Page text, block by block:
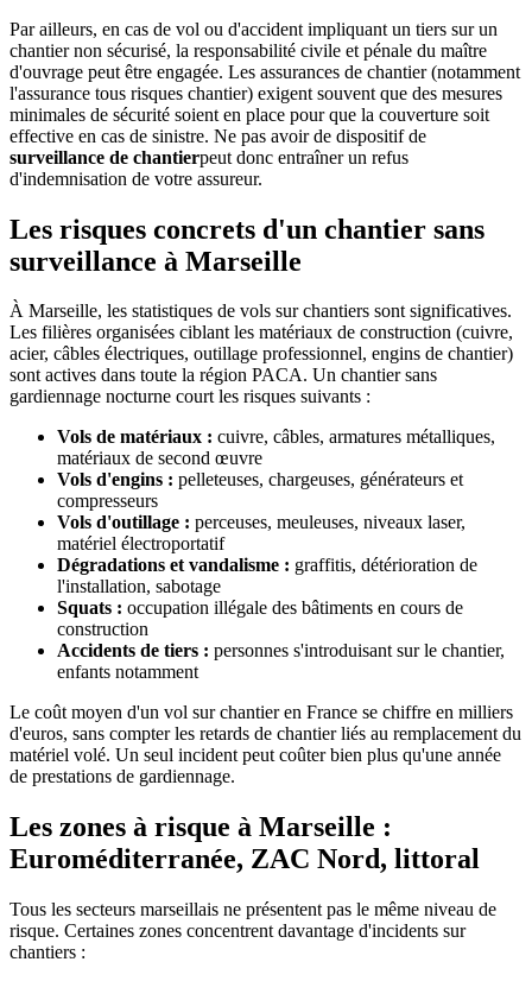
Par ailleurs, en cas de vol ou d'accident impliquant un tiers sur un
chantier non sécurisé, la responsabilité civile et pénale du maître
d'ouvrage peut être engagée. Les assurances de chantier (notamment
l'assurance tous risques chantier) exigent souvent que des mesures
minimales de sécurité soient en place pour que la couverture soit
effective en cas de sinistre. Ne pas avoir de dispositif de
surveillance de chantierpeut donc entraîner un refus
d'indemnisation de votre assureur.
Les risques concrets d'un chantier sans
surveillance à Marseille
À Marseille, les statistiques de vols sur chantiers sont significatives.
Les filières organisées ciblant les matériaux de construction (cuivre,
acier, câbles électriques, outillage professionnel, engins de chantier)
sont actives dans toute la région PACA. Un chantier sans
gardiennage nocturne court les risques suivants :
Vols de matériaux : cuivre, câbles, armatures métalliques,
matériaux de second œuvre
Vols d'engins : pelleteuses, chargeuses, générateurs et
compresseurs
Vols d'outillage : perceuses, meuleuses, niveaux laser,
matériel électroportatif
Dégradations et vandalisme : graffitis, détérioration de
l'installation, sabotage
Squats : occupation illégale des bâtiments en cours de
construction
Accidents de tiers : personnes s'introduisant sur le chantier,
enfants notamment
Le coût moyen d'un vol sur chantier en France se chiffre en milliers
d'euros, sans compter les retards de chantier liés au remplacement du
matériel volé. Un seul incident peut coûter bien plus qu'une année
de prestations de gardiennage.
Les zones à risque à Marseille :
Euroméditerranée, ZAC Nord, littoral
Tous les secteurs marseillais ne présentent pas le même niveau de
risque. Certaines zones concentrent davantage d'incidents sur
chantiers :